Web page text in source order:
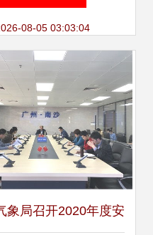
08-05 03:03:04
象局召开2020年度安